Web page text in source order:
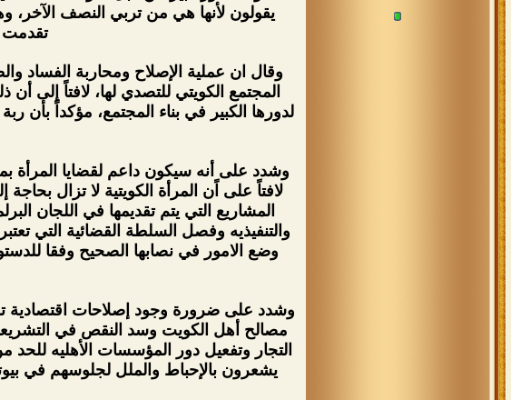
يقولون لأنها هي من تربي النصف
تقدمت
وقال ان عملية الإصلاح ومحاربة الفساد
المجتمع الكويتي للتصدي لها، لافتاً
لدورها الكبير في بناء المجتمع، مؤكداً بأن
وشدد على أنه سيكون داعم لقضايا المرأة
لافتاً على اًن المرأة الكويتية لا تزال
المشاريع التي يتم تقديمها في اللجان
والتنفيذيه وفصل السلطة القضائية التي
وضع الامور في نصابها الصحيح وفقا
وشدد على ضرورة وجود إصلاحات اقتصادية
مصالح أهل الكويت وسد النقص في
يشعرون بالإحباط والملل لجلوسهم في